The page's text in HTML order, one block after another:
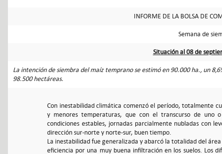
INFORME DE LA BOLSA DE
Semana de
Situación al 08 de
La intención de siembra del maíz temprano se estimó en 90.000 ha., un
98.500 hectáreas.
Con inestabilidad climática comenzó el período, totalmente
y menores temperaturas, que con el transcurso de uno
condiciones estables, jornadas parcialmente nubladas con
dirección sur-norte y norte-sur, buen tiempo.
La inestabilidad fue generalizada y abarcó la totalidad del
eficiencia por una muy buena infiltración en los suelos. Los